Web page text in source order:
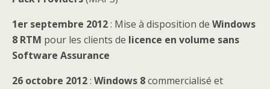
1er septembre 2012: Mise à disposition de Windows
8 RTM pour les clients de licence en volume sans
Software Assurance
26 octobre 2012: Windows 8commercialisé et